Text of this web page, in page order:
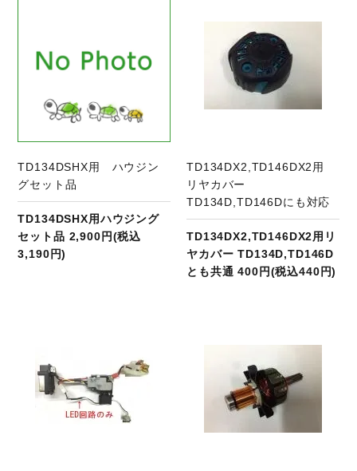
TD134DSHX用 ハウジン
グセット品
TD134DSHX用ハウジング
セット品 2,900円(税込
3,190円)
TD134DX2,TD146DX2用
リヤカバー
TD134D,TD146Dにも対応
TD134DX2,TD146DX2用リ
ヤカバー TD134D,TD146D
とも共通 400円(税込440円)